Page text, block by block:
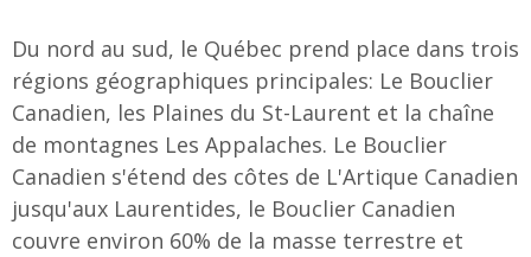
Du nord au sud, le Québec prend place dans trois
régions géographiques principales: Le Bouclier
Canadien, les Plaines du St-Laurent et la chaîne
de montagnes Les Appalaches. Le Bouclier
Canadien s'étend des côtes de L'Artique Canadien
jusqu'aux Laurentides, le Bouclier Canadien
couvre environ 60% de la masse terrestre et